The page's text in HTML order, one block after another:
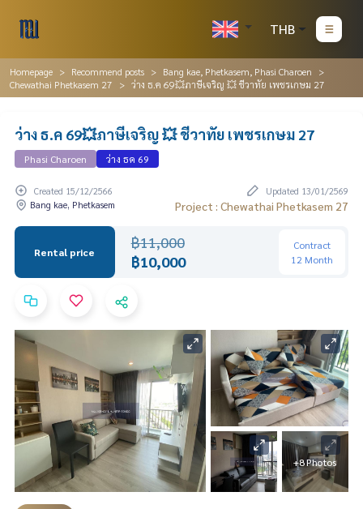
THB
Homepage Recommend posts
Bang kae, Phetkasem, Phasi Charoen
Chewathai Phetkasem 27
ว่าง ธ.ค 69💥ภาษีเจริญ 💥 ชีวาทัย เพชรเกษม 27
ว่าง ธ.ค 69💥ภาษีเจริญ 💥 ชีวาทัย เพชรเกษม 27
Phasi Charoen ว่าง ธค 69
Created 15/12/2566
Updated 13/01/2569
Bang kae, Phetkasem
Project : Chewathai Phetkasem 27
Rental price
฿11,000
฿10,000
Contract
12 Month
+8 Photos